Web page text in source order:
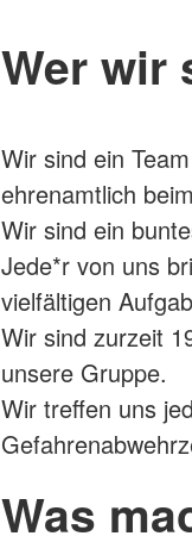
Wer wir
Wir sind ein
ehrenamtlich
Wir sind ein
Jede*r von uns
vielfältigen
Wir sind zurzeit
unsere Gruppe.
Wir treffen uns
Was